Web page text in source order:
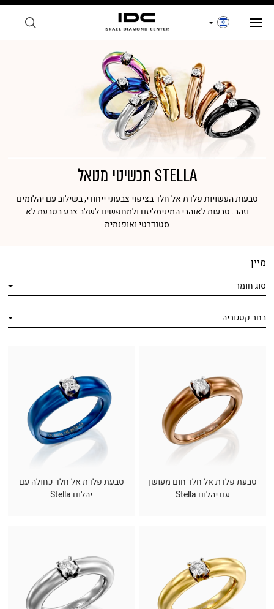
STELLA תכשיטי מטאל
טבעות העשויות פלדת אל חלד בציפוי צבעוני ייחודי, בשילוב עם יהלומים
וזהב. טבעות לאוהבי המינימליזם ולמחפשים לשלב צבע בטבעת לא
סטנדרטי ואופנתית
מיין
סוג חומר
בחר קטגוריה
טבעת פלדת אל חלד חום מעושן
עם יהלום Stella
טבעת פלדת אל חלד כחולה עם
יהלום Stella